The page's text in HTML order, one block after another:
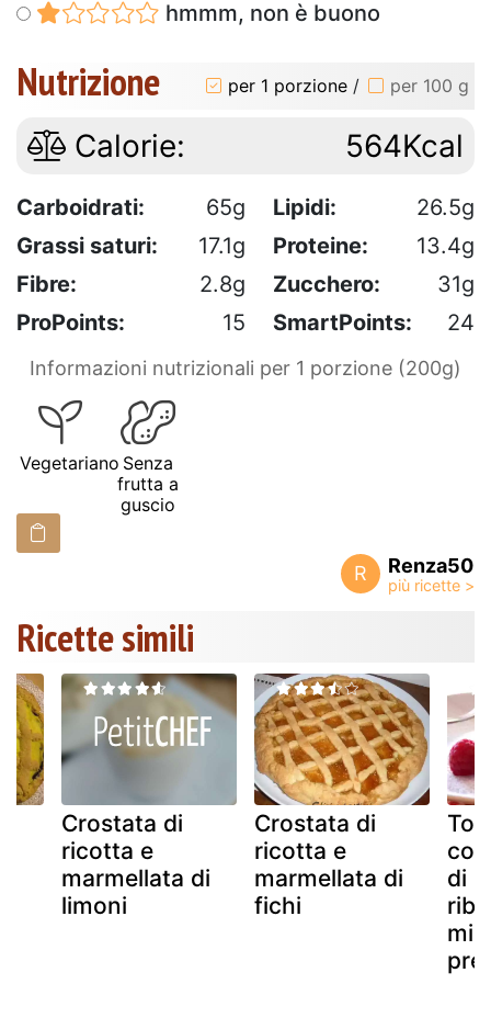
hmmm, non è buono
Nutrizione per 1 porzione / per 100 g
Calorie: 564Kcal
Carboidrati: 65g Lipidi:
26.5g
Grassi saturi:
17.1g Proteine:
13.4g
Fibre:
2.8g Zucchero:
31g
ProPoints:
15 SmartPoints: 24
Informazioni nutrizionali per 1 porzione (200g)
Vegetariano Senza
frutta a
guscio
R Renza50
Ricette simili
Crostata di
ricotta e
marmellata di
limoni
Crostata di
ricotta e
marmellata di
fichi
di